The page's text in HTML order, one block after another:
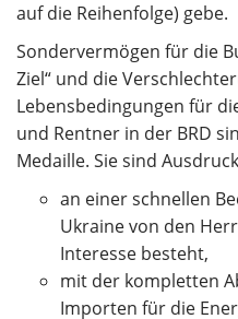
auf die Reihenfolge) gebe.
Sondervermögen für die
Ziel“ und die
Lebensbedingungen für
und Rentner in der BRD
Medaille. Sie sind
an einer schnellen
Ukraine von den
Interesse besteht,
mit der kompletten
Importen für die